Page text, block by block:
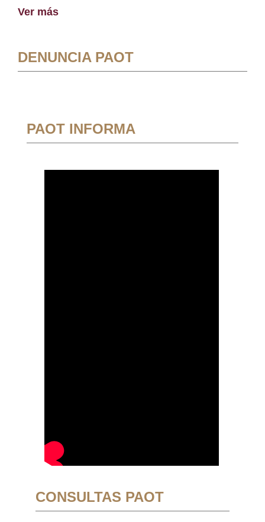
Ver más
DENUNCIA PAOT
PAOT INFORMA
CONSULTAS PAOT